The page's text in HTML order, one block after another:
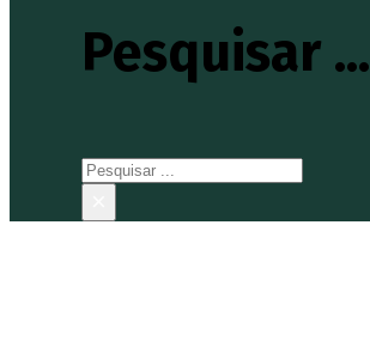
Pesquisar ...
Pesquisar